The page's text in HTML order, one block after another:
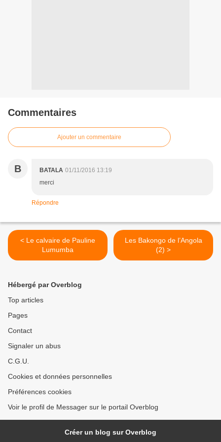
Commentaires
Ajouter un commentaire
B BATALA 01/11/2016 13:19
merci
Répondre
< Le calvaire de Pauline
Lumumba
Les Bakongo de l’Angola
(2) >
Hébergé par Overblog
Top articles
Pages
Contact
Signaler un abus
C.G.U.
Cookies et données personnelles
Préférences cookies
Voir le profil de Messager sur le portail Overblog
Créer un blog sur Overblog